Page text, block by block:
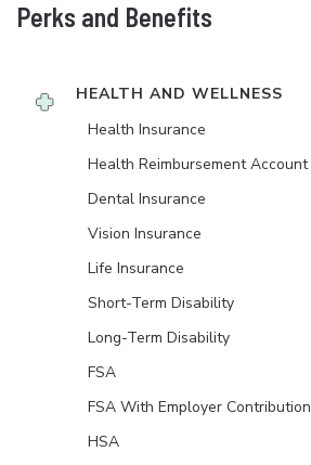
Perks and Benefits
HEALTH AND WELLNESS
Health Insurance
Health Reimbursement Account
Dental Insurance
Vision Insurance
Life Insurance
Short-Term Disability
Long-Term Disability
FSA
FSA With Employer Contribution
HSA